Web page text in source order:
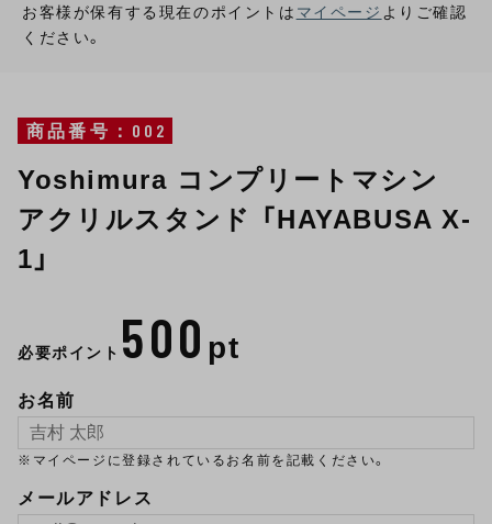
お客様が保有する現在のポイントは マイページ よりご確認
ください。
商品番号：002
Yoshimura コンプリートマシン
アクリルスタンド 「HAYABUSA X-
1」
必要ポイント 500 pt
お名前
※マイページに登録されているお名前を記載ください。
メールアドレス